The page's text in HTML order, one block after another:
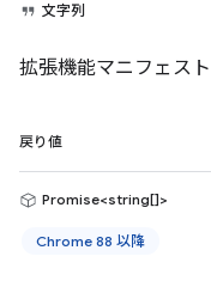
文字列
拡張機能マニフェスト
戻り値
Promise<string[]>
Chrome 88 以降